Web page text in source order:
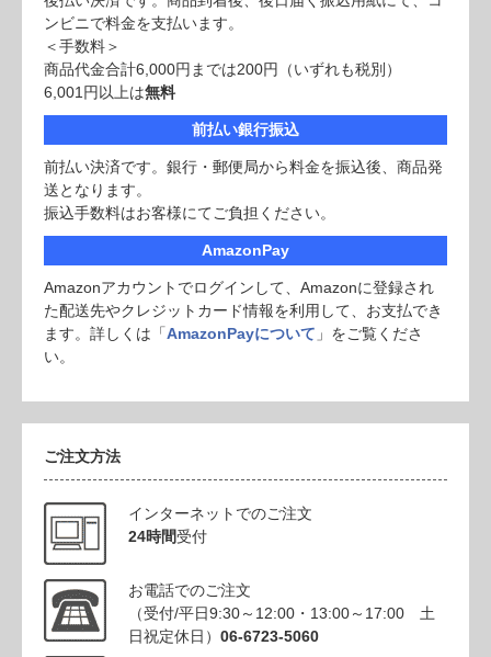
ンビニで料金を支払います。
＜手数料＞
商品代金合計6,000円までは200円（いずれも税別）
6,001円以上は無料
前払い銀行振込
前払い決済です。銀行・郵便局から料金を振込後、商品発
送となります。
振込手数料はお客様にてご負担ください。
AmazonPay
Amazonアカウントでログインして、Amazonに登録され
た配送先やクレジットカード情報を利用して、お支払でき
ます。詳しくは「AmazonPayについて 」をご覧くださ
い。
ご注文方法
インターネットでのご注文
24時間受付
お電話でのご注文
（受付/平日9:30～12:00・13:00～17:00 土
日祝定休日） 06-6723-5060